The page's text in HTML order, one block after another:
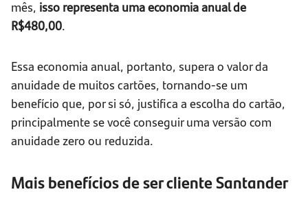
mês, isso representa uma economia anual de
R$480,00.
Essa economia anual, portanto, supera o valor da
anuidade de muitos cartões, tornando-se um
benefício que, por si só, justifica a escolha do cartão,
principalmente se você conseguir uma versão com
anuidade zero ou reduzida.
Mais benefícios de ser cliente Santander